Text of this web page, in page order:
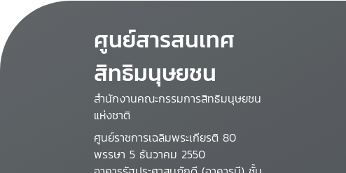
ศูนย์สารสนเทศ
สิทธิมนุษยชน
สำนักงานคณะกรรมการสิทธิมนุษยชน
แห่งชาติ
ศูนย์ราชการเฉลิมพระเกียรติ 80
พรรษา 5 ธันวาคม 2550